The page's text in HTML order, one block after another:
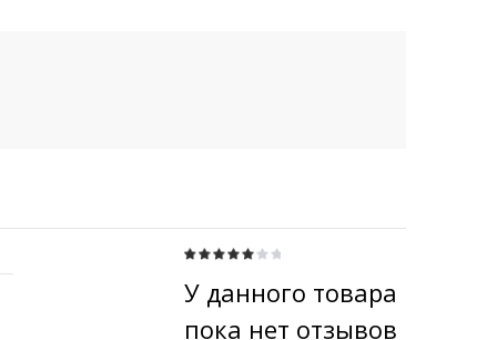
У данного товара
пока нет отзывов